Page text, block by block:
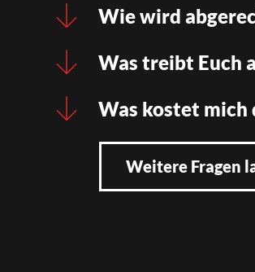
Wie wird
Was treibt Euch
Was kostet
Weitere Fragen